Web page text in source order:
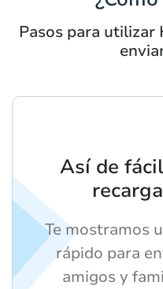
Pasos para utilizar
Así de
Te mostramos
rápido para
amigos y